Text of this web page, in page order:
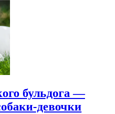
бульдога —
девочки